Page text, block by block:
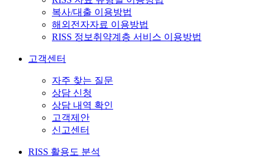
복사/대출 이용방법
해외전자자료 이용방법
RISS 정보취약계층 서비스 이용방법
고객센터
자주 찾는 질문
상담 신청
상담 내역 확인
고객제안
신고센터
RISS 활용도 분석